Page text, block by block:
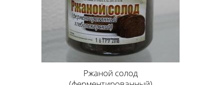
Ржаной солод